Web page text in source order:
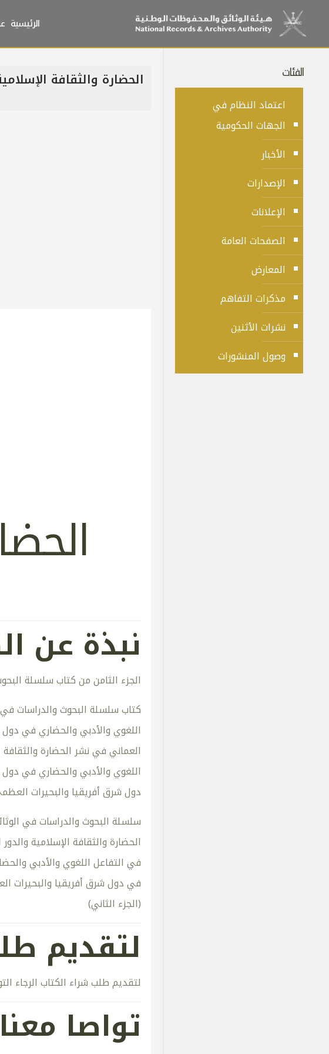
الرئيسية
الحضارة والثقافة
نبذة عن
الجزء الثامن من كتاب سلسلة
كتاب سلسلة البحوث والدراسات في
اللغوي والأدبي والحضاري في دول
العماني في نشر الحضارة
اللغوي والأدبي والحضاري في
دول شرق أفريقيا والبحيرات
سلسلة البحوث والدراسات في
الحضارة والثقافة الإسلامية
في التفاعل اللغوي والأدبي
في دول شرق أفريقيا والبحيرات
(الجزء الثاني)
لتقديم
لتقديم طلب شراء الكتاب الرجاء
تواصا معنا
الفئات
اعتماد النظام في
الجهات الحكومية
الأخبار
الإصدارات
الإعلانات
الصفحات العامة
المعارض
مذكرات التفاهم
نشرات الأثنين
وصول المنشورات